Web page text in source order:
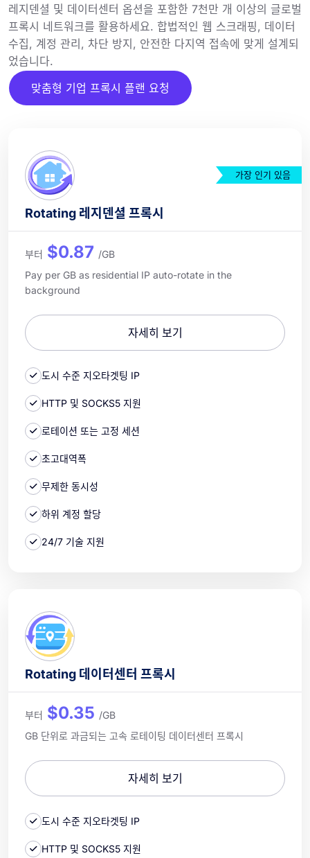
레지덴셜 및 데이터센터 옵션을 포함한 7천만 개 이상의 글로벌
프록시 네트워크를 활용하세요. 합법적인 웹 스크래핑, 데이터
수집, 계정 관리, 차단 방지, 안전한 다지역 접속에 맞게 설계되
었습니다.
맞춤형 기업 프록시 플랜 요청
가장 인기 있음
Rotating 레지덴셜 프록시
부터 $0.87 /GB
Pay per GB as residential IP auto-rotate in the
background
자세히 보기
도시 수준 지오타겟팅 IP
HTTP 및 SOCKS5 지원
로테이션 또는 고정 세션
초고대역폭
무제한 동시성
하위 계정 할당
24/7 기술 지원
Rotating 데이터센터 프록시
부터 $0.35 /GB
GB 단위로 과금되는 고속 로테이팅 데이터센터 프록시
자세히 보기
도시 수준 지오타겟팅 IP
HTTP 및 SOCKS5 지원